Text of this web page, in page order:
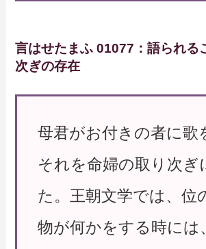
言はせたまふ 01077：語られる
次ぎの存在
母君がお付きの者に歌
それを命婦の取り次ぎ
た。王朝文学では、位
物が何かをする時には